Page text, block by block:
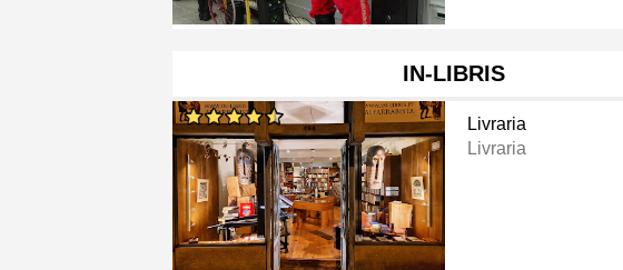
IN-LIBRIS
Livraria
Livraria